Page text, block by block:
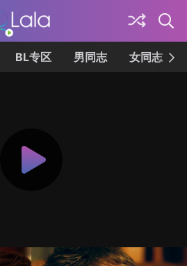
BL专区 男同志 女同志